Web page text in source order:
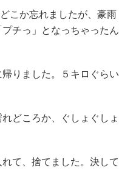
こか忘れましたが、豪雨
チっ」となっちゃったん
りました。５キロぐらい
どころか、ぐしょぐしょ
て、捨てました。決して